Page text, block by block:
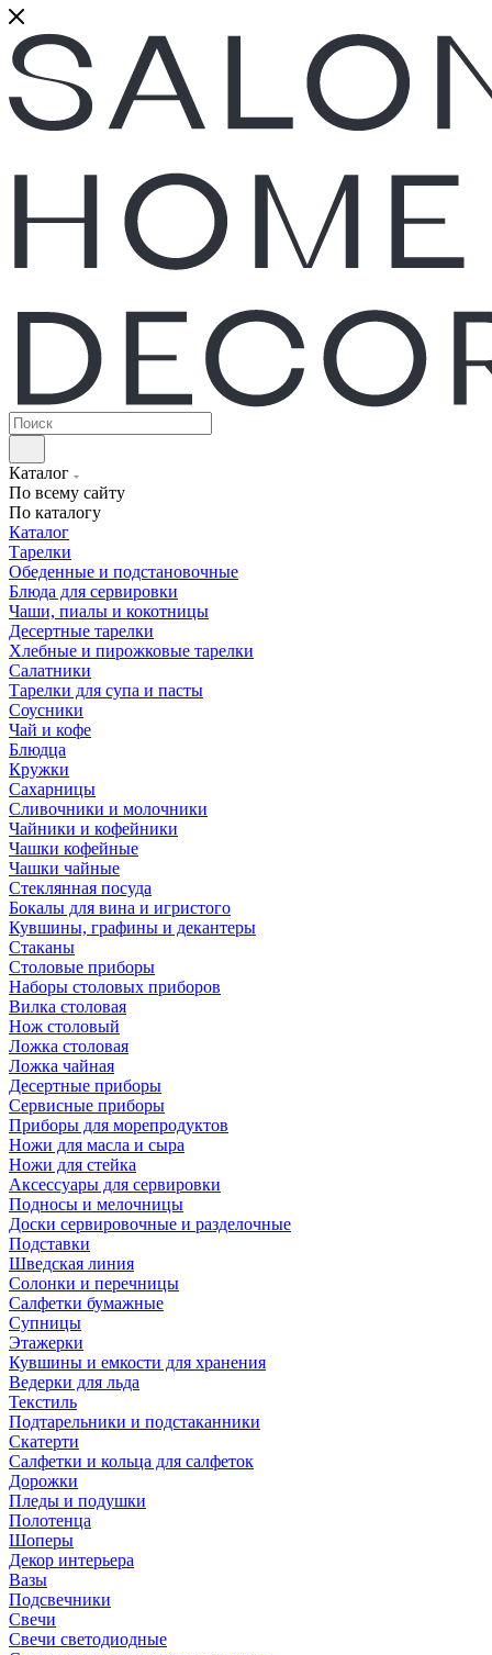
Каталог
По всему сайту
По каталогу
Каталог
Тарелки
Обеденные и подстановочные
Блюда для сервировки
Чаши, пиалы и кокотницы
Десертные тарелки
Хлебные и пирожковые тарелки
Салатники
Тарелки для супа и пасты
Соусники
Чай и кофе
Блюдца
Кружки
Сахарницы
Сливочники и молочники
Чайники и кофейники
Чашки кофейные
Чашки чайные
Стеклянная посуда
Бокалы для вина и игристого
Кувшины, графины и декантеры
Стаканы
Столовые приборы
Наборы столовых приборов
Вилка столовая
Нож столовый
Ложка столовая
Ложка чайная
Десертные приборы
Сервисные приборы
Приборы для морепродуктов
Ножи для масла и сыра
Ножи для стейка
Аксессуары для сервировки
Подносы и мелочницы
Доски сервировочные и разделочные
Подставки
Шведская линия
Солонки и перечницы
Салфетки бумажные
Супницы
Этажерки
Кувшины и емкости для хранения
Ведерки для льда
Текстиль
Подтарельники и подстаканники
Скатерти
Салфетки и кольца для салфеток
Дорожки
Пледы и подушки
Полотенца
Шоперы
Декор интерьера
Вазы
Подсвечники
Свечи
Свечи светодиодные